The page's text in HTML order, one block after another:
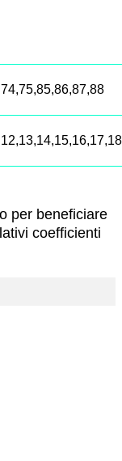
per beneficiare
coefficienti